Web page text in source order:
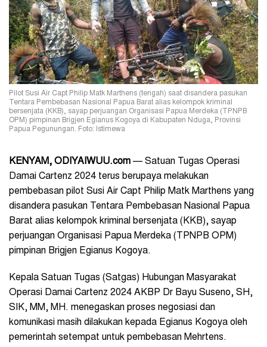
Pilot Susi Air Capt Philip Matk Marthens (tengah) saat disandera pasukan
Tentara Pembebasan Nasional Papua Barat alias kelompok kriminal
bersenjata (KKB), sayap perjuangan Organisasi Papua Merdeka (TPNPB
OPM) pimpinan Brigjen Egianus Kogoya di Kabupaten Nduga, Provinsi
Papua Pegunungan. Foto: Istimewa
KENYAM, ODIYAIWUU.com — Satuan Tugas Operasi
Damai Cartenz 2024 terus berupaya melakukan
pembebasan pilot Susi Air Capt Philip Matk Marthens yang
disandera pasukan Tentara Pembebasan Nasional Papua
Barat alias kelompok kriminal bersenjata (KKB), sayap
perjuangan Organisasi Papua Merdeka (TPNPB OPM)
pimpinan Brigjen Egianus Kogoya.
Kepala Satuan Tugas (Satgas) Hubungan Masyarakat
Operasi Damai Cartenz 2024 AKBP Dr Bayu Suseno, SH,
SIK, MM, MH. menegaskan proses negosiasi dan
komunikasi masih dilakukan kepada Egianus Kogoya oleh
pemerintah setempat untuk pembebasan Mehrtens.